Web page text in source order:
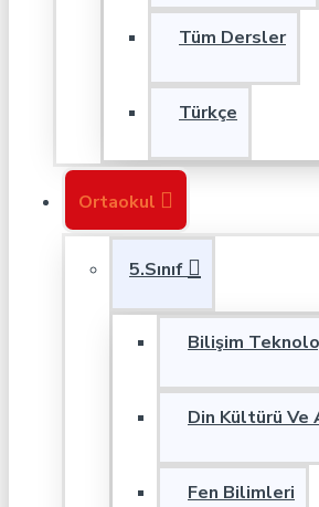
Tüm Dersler
Türkçe
Ortaokul
5.Sınıf
Bilişim
Din Kültürü Ve
Fen Bilimleri